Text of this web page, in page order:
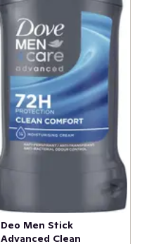
Deo Men Stick
Advanced Clean